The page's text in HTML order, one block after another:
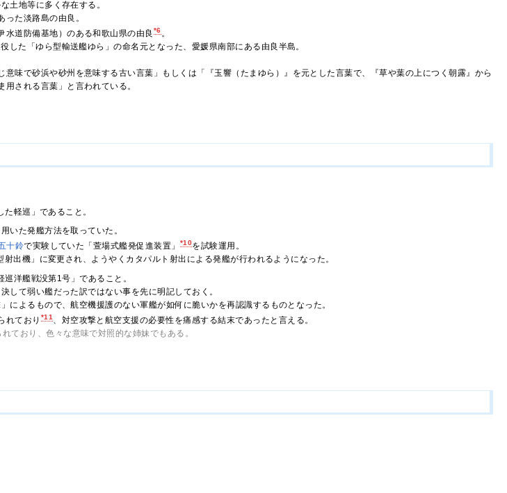
土地等に多く存在する。
た淡路島の由良。
水道防備基地）のある和歌山県の由良 *6。
した「ゆら型輸送艦ゆら」の命名元となった、愛媛県南部にある由良半島。
意味で砂浜や砂州を意味する古い言葉」もしくは「『玉響（たまゆら）』を元とした言葉で、『草や葉の上につく朝露』から
される言葉」と言われている。
軽巡」であること。
いた発艦方法を取っていた。
十鈴で実験していた「萱場式艦発促進装置」 *10を試験運用。
出機」に変更され、ようやくカタパルト射出による発艦が行われるようになった。
洋艦戦没第1号」であること。
して弱い艦だった訳ではない事を先に明記しておく。
によるもので、航空機援護のない軍艦が如何に脆いかを再認識するものとなった。
れており *11
、対空攻撃と航空支援の必要性を痛感する結末であったと言える。
ており、色々な意味で対照的な姉妹でもある。